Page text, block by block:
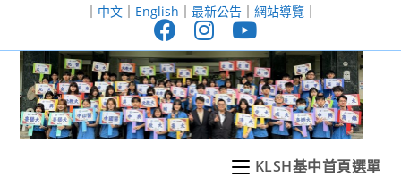
至
｜ 中文｜ English ｜ 最新公告｜ 網站導覽｜
KLSH基中首頁選單